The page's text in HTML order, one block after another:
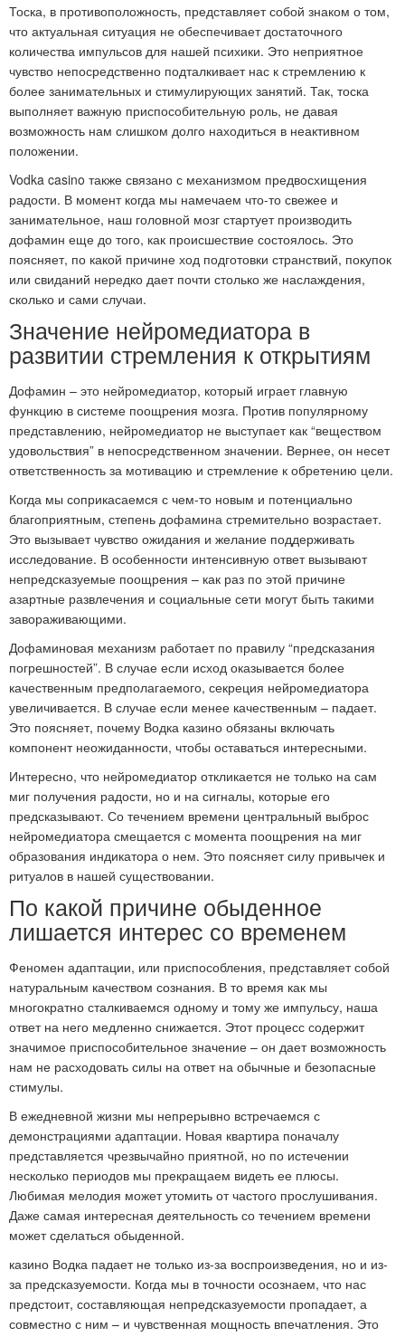
Тоска, в противоположность, представляет собой знаком о том,
что актуальная ситуация не обеспечивает достаточного
количества импульсов для нашей психики. Это неприятное
чувство непосредственно подталкивает нас к стремлению к
более занимательных и стимулирующих занятий. Так, тоска
выполняет важную приспособительную роль, не давая
возможность нам слишком долго находиться в неактивном
положении.
Vodka casino также связано с механизмом предвосхищения
радости. В момент когда мы намечаем что-то свежее и
занимательное, наш головной мозг стартует производить
дофамин еще до того, как происшествие состоялось. Это
поясняет, по какой причине ход подготовки странствий, покупок
или свиданий нередко дает почти столько же наслаждения,
сколько и сами случаи.
Значение нейромедиатора в
развитии стремления к открытиям
Дофамин – это нейромедиатор, который играет главную
функцию в системе поощрения мозга. Против популярному
представлению, нейромедиатор не выступает как “веществом
удовольствия” в непосредственном значении. Вернее, он несет
ответственность за мотивацию и стремление к обретению цели.
Когда мы соприкасаемся с чем-то новым и потенциально
благоприятным, степень дофамина стремительно возрастает.
Это вызывает чувство ожидания и желание поддерживать
исследование. В особенности интенсивную ответ вызывают
непредсказуемые поощрения – как раз по этой причине
азартные развлечения и социальные сети могут быть такими
завораживающими.
Дофаминовая механизм работает по правилу “предсказания
погрешностей”. В случае если исход оказывается более
качественным предполагаемого, секреция нейромедиатора
увеличивается. В случае если менее качественным – падает.
Это поясняет, почему Водка казино обязаны включать
компонент неожиданности, чтобы оставаться интересными.
Интересно, что нейромедиатор откликается не только на сам
миг получения радости, но и на сигналы, которые его
предсказывают. Со течением времени центральный выброс
нейромедиатора смещается с момента поощрения на миг
образования индикатора о нем. Это поясняет силу привычек и
ритуалов в нашей существовании.
По какой причине обыденное
лишается интерес со временем
Феномен адаптации, или приспособления, представляет собой
натуральным качеством сознания. В то время как мы
многократно сталкиваемся одному и тому же импульсу, наша
ответ на него медленно снижается. Этот процесс содержит
значимое приспособительное значение – он дает возможность
нам не расходовать силы на ответ на обычные и безопасные
стимулы.
В ежедневной жизни мы непрерывно встречаемся с
демонстрациями адаптации. Новая квартира поначалу
представляется чрезвычайно приятной, но по истечении
несколько периодов мы прекращаем видеть ее плюсы.
Любимая мелодия может утомить от частого прослушивания.
Даже самая интересная деятельность со течением времени
может сделаться обыденной.
казино Водка падает не только из-за воспроизведения, но и из-
за предсказуемости. Когда мы в точности осознаем, что нас
предстоит, составляющая непредсказуемости пропадает, а
совместно с ним – и чувственная мощность впечатления. Это